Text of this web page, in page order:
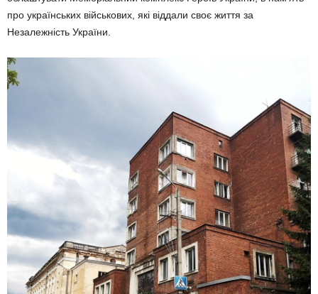
про українських військових, які віддали своє життя за
Незалежність України.